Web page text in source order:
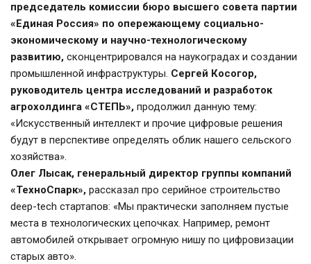
председатель комиссии бюро высшего совета партии
«Единая Россия» по опережающему социально-
экономическому и научно-технологическому
развитию, сконцентрировался на наукоградах и создании
промышленной инфраструктуры. Сергей Косогор,
руководитель центра исследований и разработок
агрохолдинга «СТЕПЬ», продолжил данную тему:
«Искусственный интеллект и прочие цифровые решения
будут в перспективе определять облик нашего сельского
хозяйства».
Олег Лысак, генеральный директор группы компаний
«ТехноСпарк», рассказал про серийное строительство
deep-tech стартапов: «Мы практически заполняем пустые
места в технологических цепочках. Например, ремонт
автомобилей открывает огромную нишу по цифровизации
старых авто».